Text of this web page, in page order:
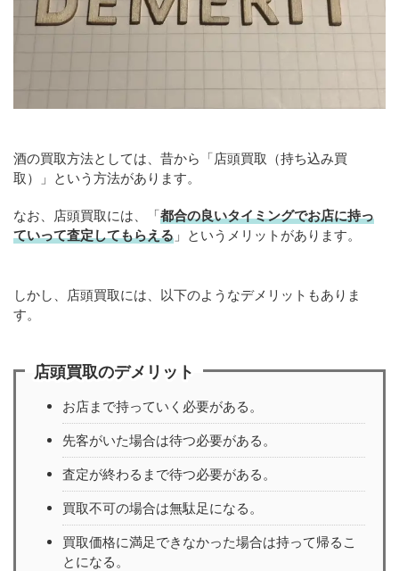
酒の買取方法としては、昔から「店頭買取（持ち込み買
取）」という方法があります。
なお、店頭買取には、「都合の良いタイミングでお店に持っ
ていって査定してもらえる 」というメリットがあります。
しかし、店頭買取には、以下のようなデメリットもありま
す。
店頭買取のデメリット
お店まで持っていく必要がある。
先客がいた場合は待つ必要がある。
査定が終わるまで待つ必要がある。
買取不可の場合は無駄足になる。
買取価格に満足できなかった場合は持って帰るこ
とになる。